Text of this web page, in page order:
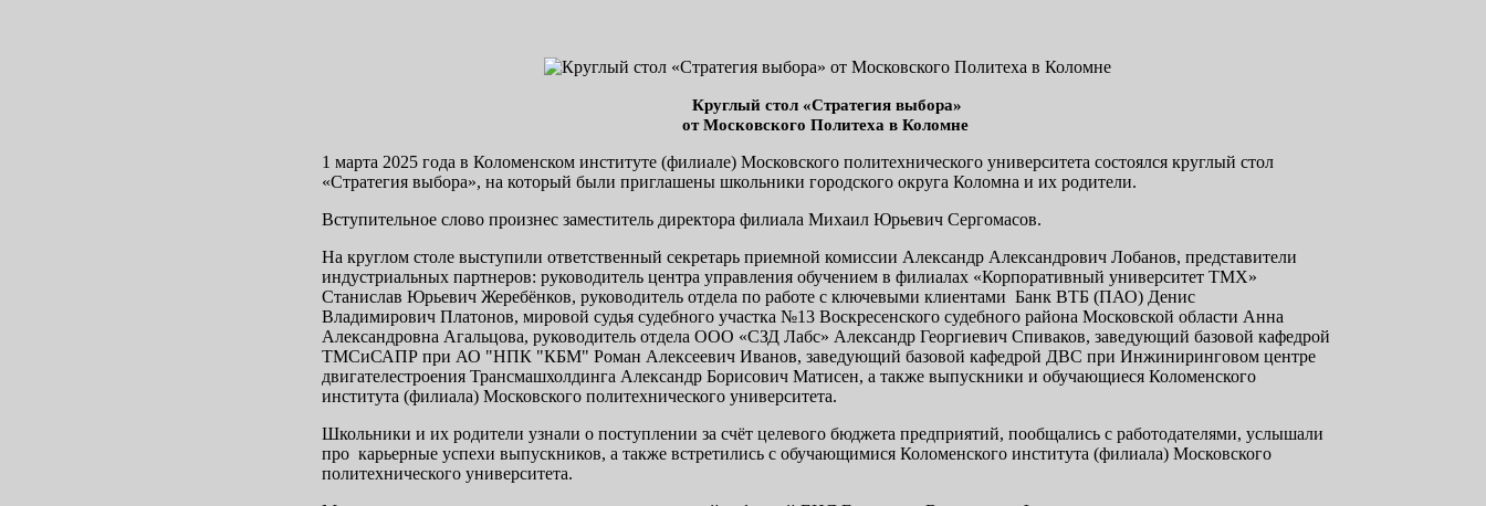
Круглый стол «Стратегия выбора»
от Московского Политеха в Коломне
1 марта 2025 года в Коломенском институте (филиале) Московского политехнического университета состоялся круглый стол
«Стратегия выбора», на который были приглашены школьники городского округа Коломна и их родители.
Вступительное слово произнес заместитель директора филиала Михаил Юрьевич Сергомасов.
На круглом столе выступили ответственный секретарь приемной комиссии Александр Александрович Лобанов, представители
индустриальных партнеров: руководитель центра управления обучением в филиалах «Корпоративный университет ТМХ»
Станислав Юрьевич Жеребёнков, руководитель отдела по работе с ключевыми клиентами Банк ВТБ (ПАО) Денис
Владимирович Платонов, мировой судья судебного участка №13 Воскресенского судебного района Московской области Анна
Александровна Агальцова, руководитель отдела ООО «СЗД Лабс» Александр Георгиевич Спиваков, заведующий базовой кафедрой
ТМСиСАПР при АО "НПК "КБМ" Роман Алексеевич Иванов, заведующий базовой кафедрой ДВС при Инжиниринговом центре
двигателестроения Трансмашхолдинга Александр Борисович Матисен, а также выпускники и обучающиеся Коломенского
института (филиала) Московского политехнического университета.
Школьники и их родители узнали о поступлении за счёт целевого бюджета предприятий, пообщались с работодателями, услышали
про карьерные успехи выпускников, а также встретились с обучающимися Коломенского института (филиала) Московского
политехнического университета.